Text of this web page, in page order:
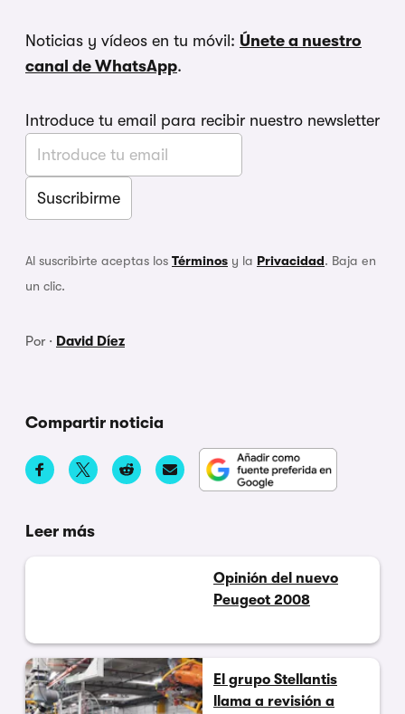
Noticias y vídeos en tu móvil: Únete a nuestro
canal de WhatsApp.
Introduce tu email para recibir nuestro newsletter
Al suscribirte aceptas los Términos y la Privacidad. Baja en
un clic.
Por · David Díez
Compartir noticia
Leer más
Opinión del nuevo
Peugeot 2008
El grupo Stellantis
llama a revisión a